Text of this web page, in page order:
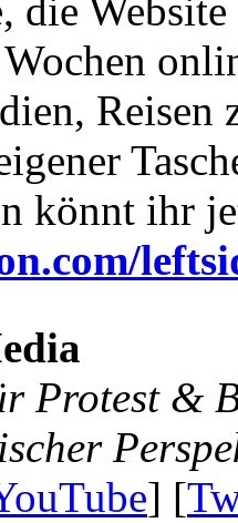
die Website
Reisen
könnt ihr
Protest &
] [